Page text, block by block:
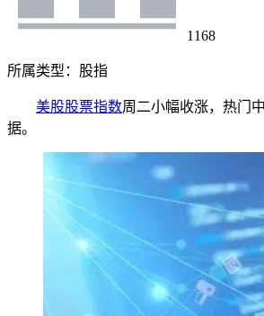
1168
所属类型： 股指
美股股票指数周二小幅收涨，热门
据。